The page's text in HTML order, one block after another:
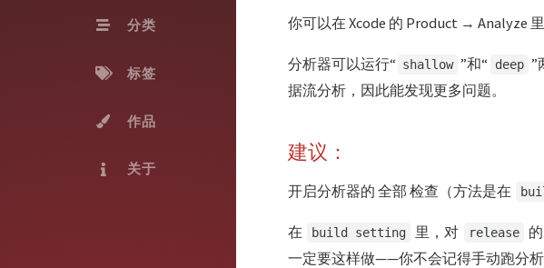
分类
标签
作品
关于
你可以在 Xcode 的 Product → Analyze
分析器可以运行“ shallow ”和“ deep ”
据流分析，因此能发现更多问题。
建议：
开启分析器的 全部 检查（方法是在
在 build setting 里，对 release 的
一定要这样做——你不会记得手动跑分析